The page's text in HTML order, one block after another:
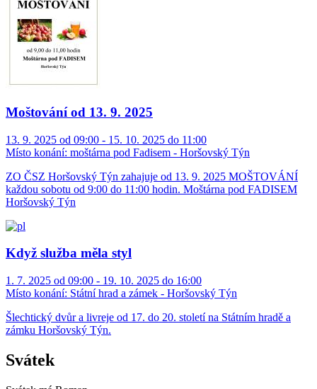
Moštování od 13. 9. 2025
13. 9. 2025 od 09:00 - 15. 10. 2025 do 11:00
Místo konání: moštárna pod Fadisem - Horšovský Týn
ZO ČSZ Horšovský Týn zahajuje od 13. 9. 2025 MOŠTOVÁNÍ
každou sobotu od 9:00 do 11:00 hodin. Moštárna pod FADISEM
Horšovský Týn
Když služba měla styl
1. 7. 2025 od 09:00 - 19. 10. 2025 do 16:00
Místo konání: Státní hrad a zámek - Horšovský Týn
Šlechtický dvůr a livreje od 17. do 20. století na Státním hradě a
zámku Horšovský Týn.
Svátek